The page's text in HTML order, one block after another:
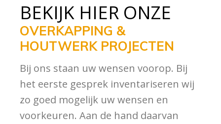
BEKIJK HIER ONZE
OVERKAPPING &
HOUTWERK PROJECTEN
Bij ons staan uw wensen voorop. Bij
het eerste gesprek inventariseren wij
zo goed mogelijk uw wensen en
voorkeuren. Aan de hand daarvan